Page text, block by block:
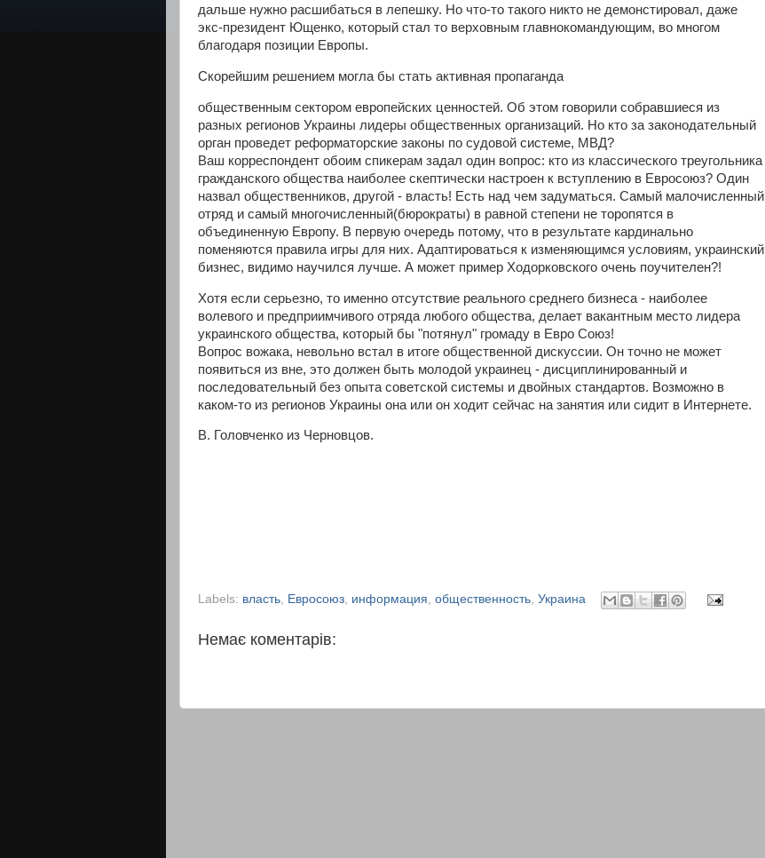
дальше нужно расшибаться в лепешку. Но что-то такого никто не демонстировал, даже
экс-президент Ющенко, который стал то верховным главнокомандующим, во многом
благодаря позиции Европы.
Скорейшим решением могла бы стать активная пропаганда
общественным сектором европейских ценностей. Об этом говорили собравшиеся из
разных регионов Украины лидеры общественных организаций. Но кто за законодательный
орган проведет реформаторские законы по судовой системе, МВД?
Ваш корреспондент обоим спикерам задал один вопрос: кто из классического треугольника
гражданского общества наиболее скептически настроен к вступлению в Евросоюз? Один
назвал общественников, другой - власть! Есть над чем задуматься. Самый малочисленный
отряд и самый многочисленный(бюрократы) в равной степени не торопятся в
объединенную Европу. В первую очередь потому, что в результате кардинально
поменяются правила игры для них. Адаптироваться к изменяющимся условиям, украинский
бизнес, видимо научился лучше. А может пример Ходорковского очень поучителен?!
Хотя если серьезно, то именно отсутствие реального среднего бизнеса - наиболее
волевого и предприимчивого отряда любого общества, делает вакантным место лидера
украинского общества, который бы "потянул" громаду в Евро Союз!
Вопрос вожака, невольно встал в итоге общественной дискуссии. Он точно не может
появиться из вне, это должен быть молодой украинец - дисциплинированный и
последовательный без опыта советской системы и двойных стандартов. Возможно в
каком-то из регионов Украины она или он ходит сейчас на занятия или сидит в Интернете.
В. Головченко из Черновцов.
Labels: власть Евросоюз информация общественность Украина
Немає коментарів: